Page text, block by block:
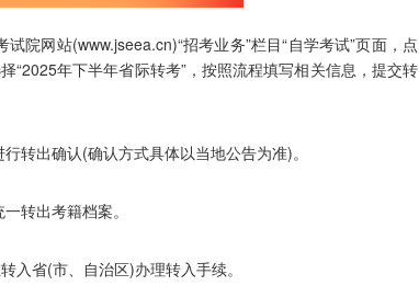
网站(www.jseea.cn)“招考业务”栏目“自学考试”页面，点
“2025年下半年省际转考”，按照流程填写相关信息，提交转
出确认(确认方式具体以当地公告为准)。
转出考籍档案。
省(市、自治区)办理转入手续。